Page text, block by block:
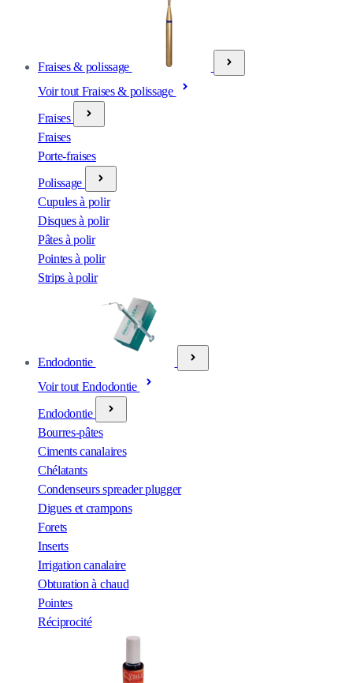
Fraises & polissage
Voir tout Fraises & polissage
Fraises
Fraises
Porte-fraises
Polissage
Cupules à polir
Disques à polir
Pâtes à polir
Pointes à polir
Strips à polir
Endodontie
Voir tout Endodontie
Endodontie
Bourres-pâtes
Ciments canalaires
Chélatants
Condenseurs spreader plugger
Digues et crampons
Forets
Inserts
Irrigation canalaire
Obturation à chaud
Pointes
Réciprocité